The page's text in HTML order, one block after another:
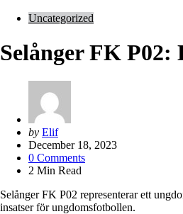
Uncategorized
Selånger FK
Posted
by
by Elif
December 18, 2023
0 Comments
2 Min Read
Selånger FK P02 representerar ett
insatser för ungdomsfotbollen.